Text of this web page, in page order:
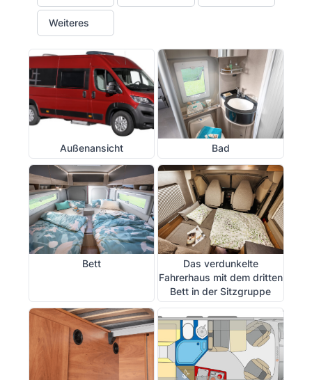
Weiteres
Außenansicht Bad
Bett
Das verdunkelte
Fahrerhaus mit dem dritten
Bett in der Sitzgruppe